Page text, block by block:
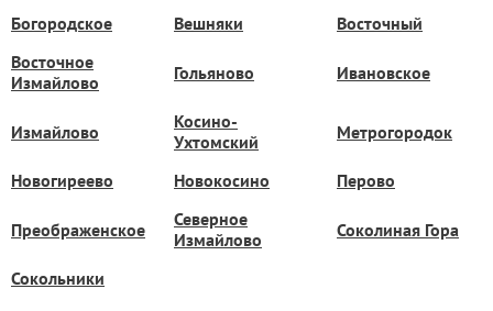
Богородское Вешняки
Восточный
Восточное
Измайлово
Гольяново Ивановское
Измайлово
Косино-
Ухтомский
Метрогородок
Новогиреево Новокосино Перово
Преображенское
Северное
Измайлово
Соколиная Гора
Сокольники